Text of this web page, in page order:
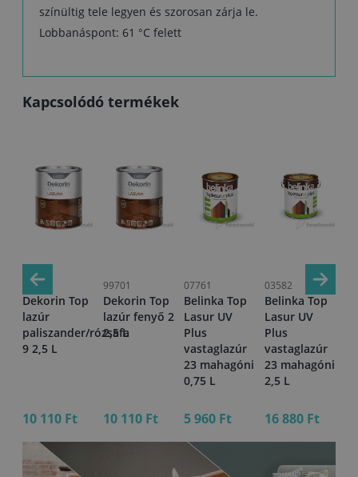
színültig tele legyen és szorosan zárja le.
Lobbanáspont: 61 °C felett
Kapcsolódó termékek
99722
Dekorin Top
lazúr
paliszander/rózsafa
9 2,5 L
10 110 Ft
99701
Dekorin Top
lazúr fenyő 2
2,5 L
10 110 Ft
07761
Belinka Top
Lasur UV
Plus
vastaglazúr
23 mahagóni
0,75 L
5 960 Ft
03582
Belinka Top
Lasur UV
Plus
vastaglazúr
23 mahagóni
2,5 L
16 880 Ft